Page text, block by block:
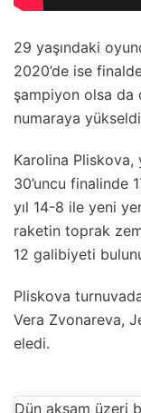
29 yaşındaki
2020’de ise
şampiyon olsa da
numaraya
Karolina Pliskova,
30’uncu finalinde
yıl 14-8 ile yeni
raketin toprak
12 galibiyeti
Pliskova
Vera Zvonareva,
eledi.
Dün akşam üzeri